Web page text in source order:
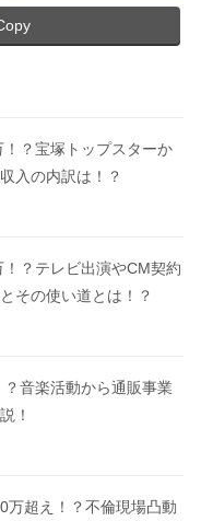
？宝塚トップスターか
入の内訳は！？
？テレビ出演やCM契約
その使い道とは！？
音楽活動から通販事業
！
万超え！？不倫現場凸動